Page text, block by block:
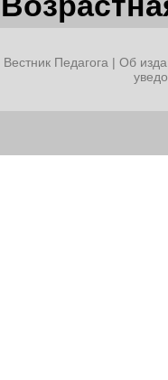
Вестник Педагога | Об